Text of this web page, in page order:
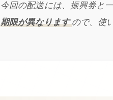
今回の配送には、振興券と
期限が異なります ので、使